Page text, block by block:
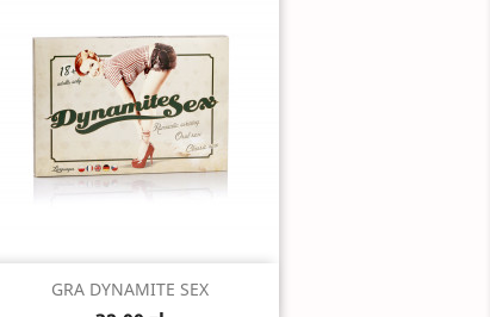
Szybki podgląd
GRA DYNAMITE SEX